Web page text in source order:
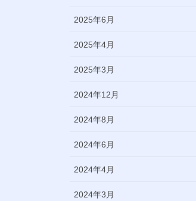
2025年6月
2025年4月
2025年3月
2024年12月
2024年8月
2024年6月
2024年4月
2024年3月